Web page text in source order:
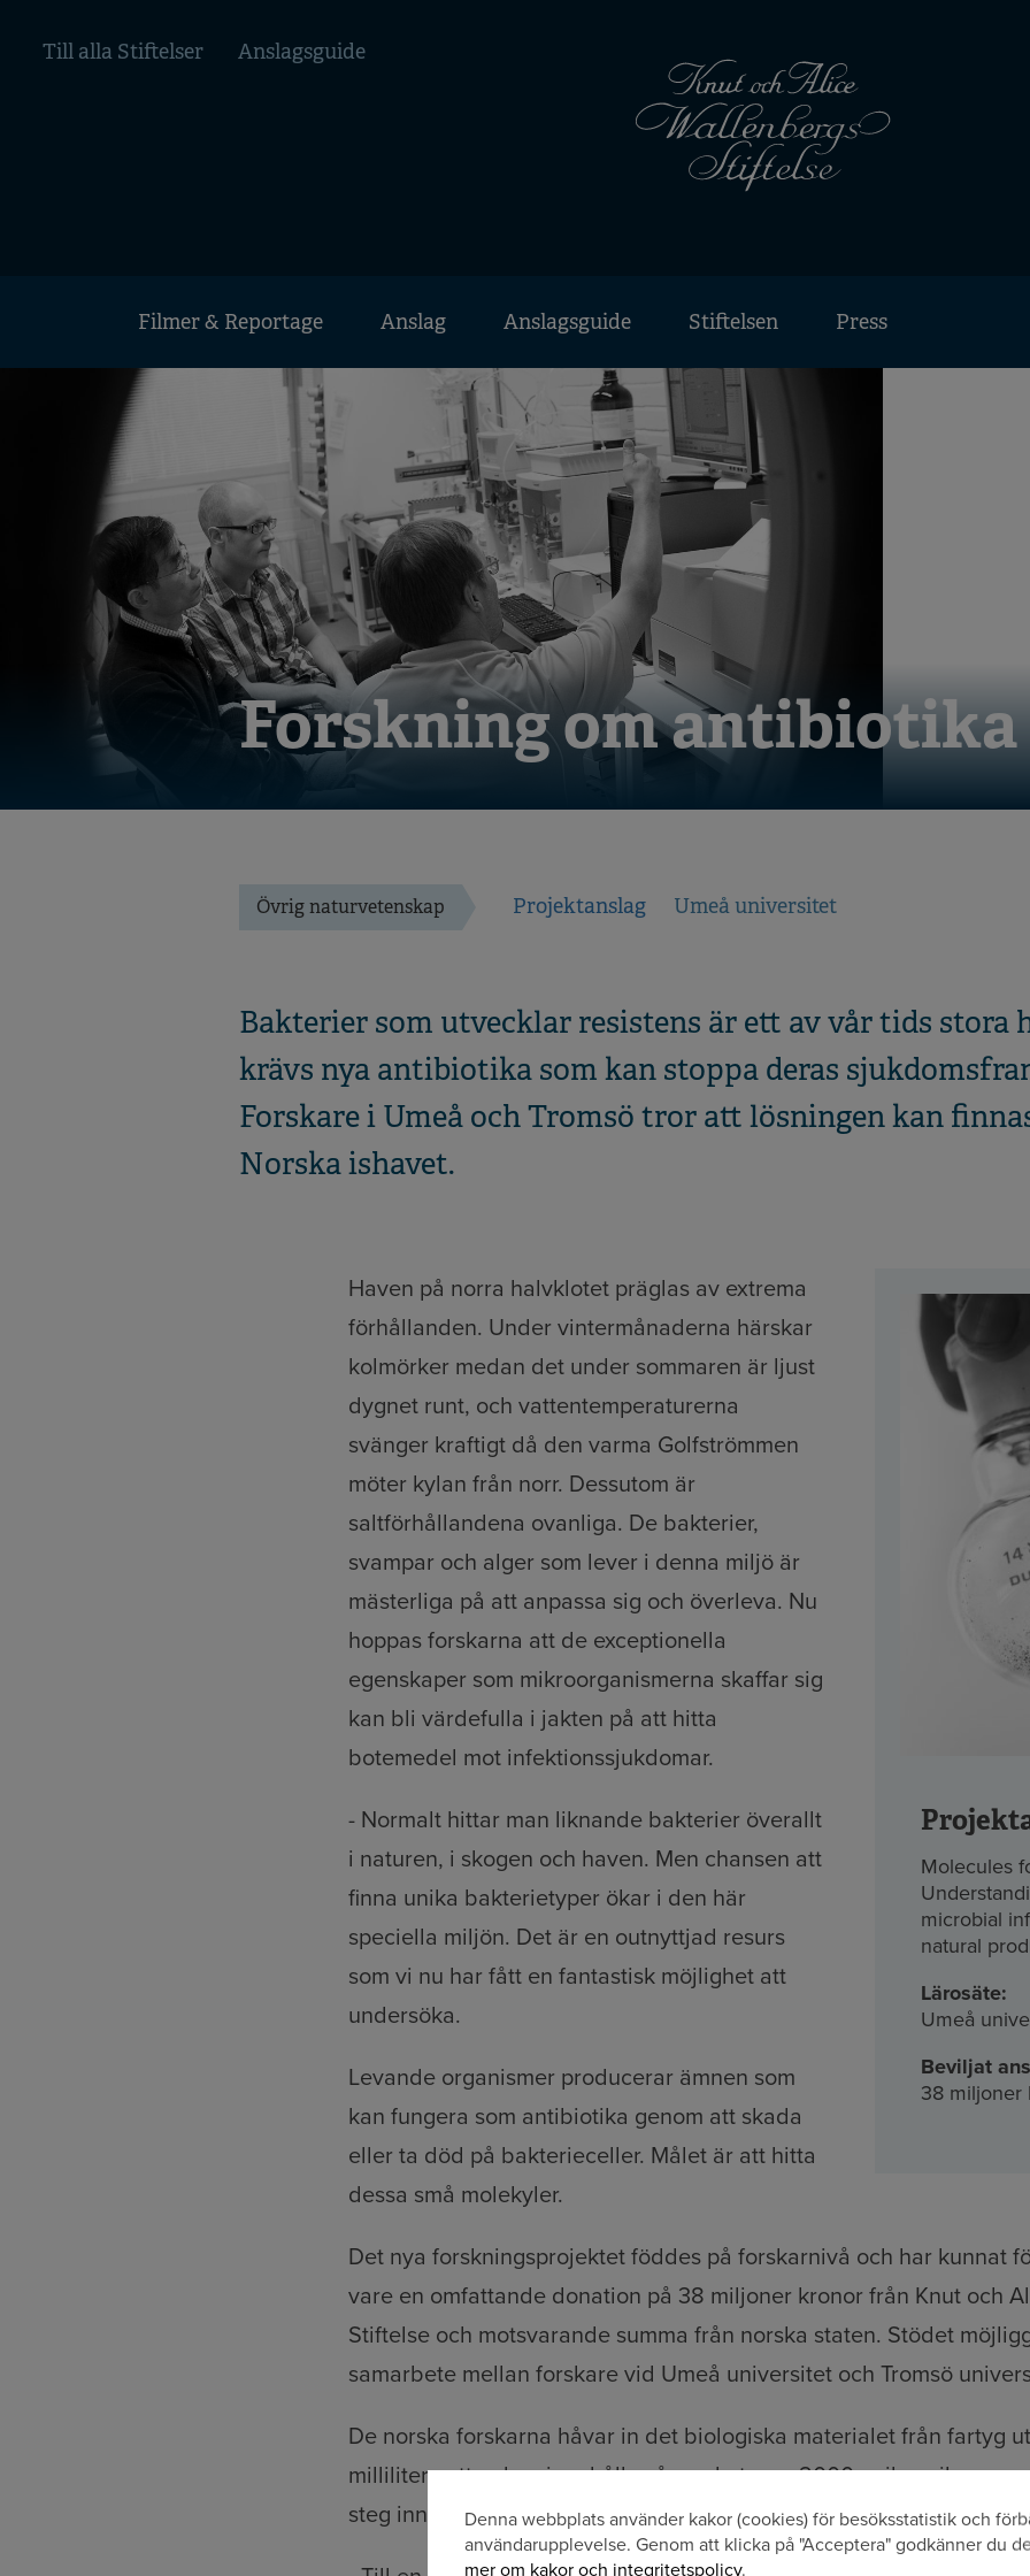
huvudinnehåll
Top
Till alla Stiftelser Anslagsguide
Huvudmeny
Filmer & Reportage Anslag Anslagsguide Stiftelsen Press
Forskning om antibiotika
Övrig naturvetenskap Projektanslag Umeå universitet
Bakterier som utvecklar resistens är ett av vår tids stora
krävs nya antibiotika som kan stoppa deras
Forskare i Umeå och Tromsö tror att lösningen kan
Norska ishavet.
Molecules
microbial
natural
Lärosäte:
Umeå
Beviljat
38 miljoner
Haven på norra halvklotet präglas av extrema
förhållanden. Under vintermånaderna härskar
kolmörker medan det under sommaren är ljust
dygnet runt, och vattentemperaturerna
svänger kraftigt då den varma Golfströmmen
möter kylan från norr. Dessutom är
saltförhållandena ovanliga. De bakterier,
svampar och alger som lever i denna miljö är
mästerliga på att anpassa sig och överleva. Nu
hoppas forskarna att de exceptionella
egenskaper som mikroorganismerna skaffar sig
kan bli värdefulla i jakten på att hitta
botemedel mot infektionssjukdomar.
- Normalt hittar man liknande bakterier överallt
i naturen, i skogen och haven. Men chansen att
finna unika bakterietyper ökar i den här
speciella miljön. Det är en outnyttjad resurs
som vi nu har fått en fantastisk möjlighet att
undersöka.
Levande organismer producerar ämnen som
kan fungera som antibiotika genom att skada
eller ta död på bakterieceller. Målet är att hitta
dessa små molekyler.
Det nya forskningsprojektet föddes på forskarnivå och har kunnat
vare en omfattande donation på 38 miljoner kronor från Knut och
Stiftelse och motsvarande summa från norska staten. Stödet
samarbete mellan forskare vid Umeå universitet och Tromsö
De norska forskarna håvar in det biologiska materialet från fartyg
milliliter vatten kan innehålla så mycket som 2000 unika
steg innebär att organismerna skickas till Umeå för vidare
Användning
Denna webbplats använder kakor (cookies) för besöksstatistik och
användarupplevelse. Genom att klicka på "Acceptera" godkänner du
mer om kakor och integritetspolicy.